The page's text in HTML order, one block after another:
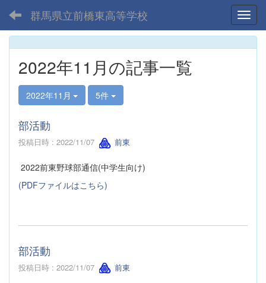
群馬県立前橋東高等学校
2022年11月の記事一覧
2022年11月 5件
部活動
投稿日時 : 2022/11/07 前東
2022前東野球部通信(中学生向け)
(PDFファイルはこちら)
部活動
投稿日時 : 2022/11/07 前東